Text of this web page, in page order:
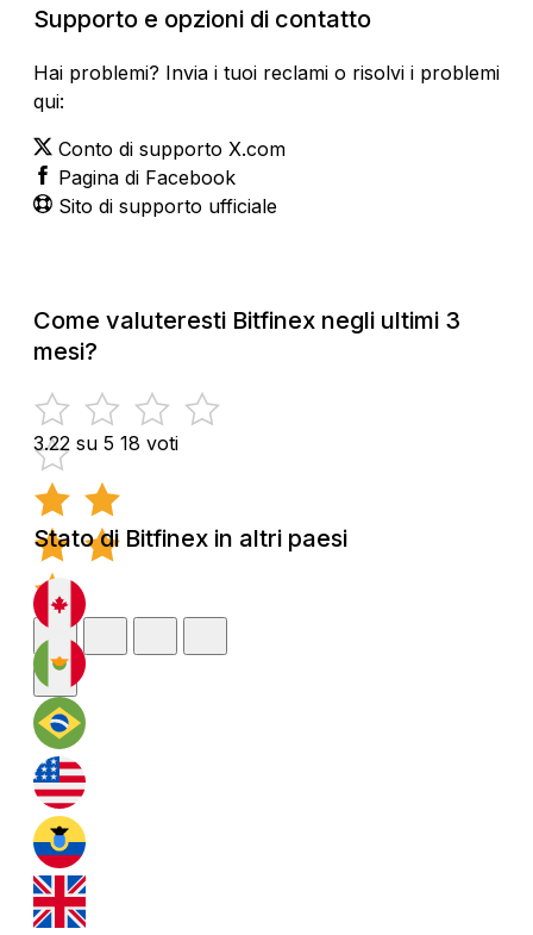
Supporto e opzioni di contatto
Hai problemi? Invia i tuoi reclami o risolvi i problemi
qui:
Conto di supporto X.com
Pagina di Facebook
Sito di supporto ufficiale
Come valuteresti Bitfinex negli ultimi 3
mesi?
3.22 su 5 18 voti
Stato di Bitfinex in altri paesi